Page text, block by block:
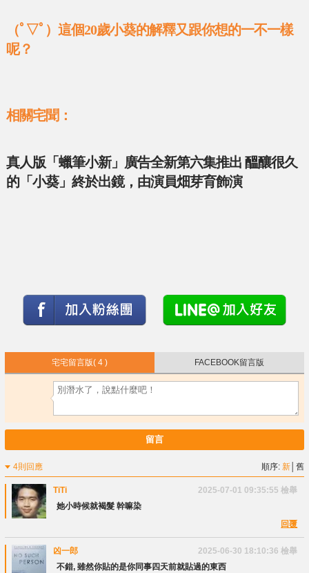
（ﾟ▽ﾟ）這個20歲小葵的解釋又跟你想的一不一樣
呢？
相關宅聞：
真人版「蠟筆小新」廣告全新第六集推出 醞釀很久
的「小葵」終於出鏡，由演員畑芽育飾演
宅宅留言版( 4 ) FACEBOOK留言版
留言
4則回應 順序:新 │舊
TiTi 2025-07-01 09:35:55 檢舉
她小時候就褐髮 幹嘛染
回覆
凶一郎 2025-06-30 18:10:36 檢舉
不錯, 雖然你貼的是你同事四天前就貼過的東西